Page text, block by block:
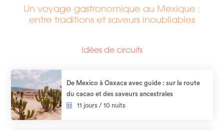
Un voyage gastronomique au Mexique :
entre traditions et saveurs inoubliables
Idées de circuits
De Mexico à Oaxaca avec guide : sur la route
du cacao et des saveurs ancestrales
11 jours / 10 nuits